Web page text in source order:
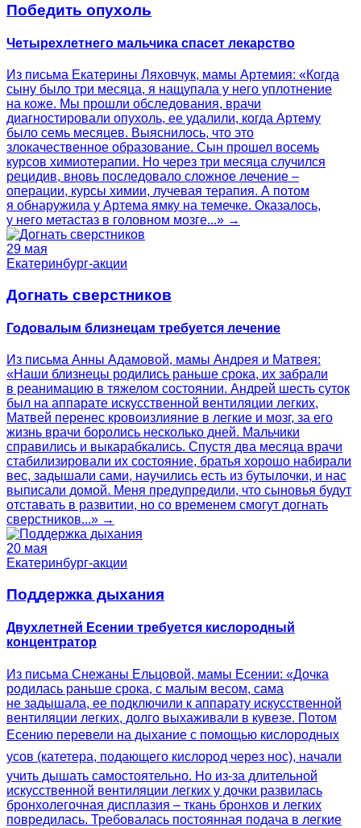
Победить опухоль
Четырехлетнего мальчика спасет лекарство
Из письма Екатерины Ляховчук, мамы Артемия: «Когда
сыну было три месяца, я нащупала у него уплотнение
на коже. Мы прошли обследования, врачи
диагностировали опухоль, ее удалили, когда Артему
было семь месяцев. Выяснилось, что это
злокачественное образование. Сын прошел восемь
курсов химиотерапии. Но через три месяца случился
рецидив, вновь последовало сложное лечение –
операции, курсы химии, лучевая терапия. А потом
я обнаружила у Артема ямку на темечке. Оказалось,
у него метастаз в головном мозге...» →
29 мая
Екатеринбург-акции
Догнать сверстников
Годовалым близнецам требуется лечение
Из письма Анны Адамовой, мамы Андрея и Матвея:
«Наши близнецы родились раньше срока, их забрали
в реанимацию в тяжелом состоянии. Андрей шесть суток
был на аппарате искусственной вентиляции легких,
Матвей перенес кровоизлияние в легкие и мозг, за его
жизнь врачи боролись несколько дней. Мальчики
справились и выкарабкались. Спустя два месяца врачи
стабилизировали их состояние, братья хорошо набирали
вес, задышали сами, научились есть из бутылочки, и нас
выписали домой. Меня предупредили, что сыновья будут
отставать в развитии, но со временем смогут догнать
сверстников...» →
20 мая
Екатеринбург-акции
Поддержка дыхания
Двухлетней Есении требуется кислородный
концентратор
Из письма Снежаны Ельцовой, мамы Есении: «Дочка
родилась раньше срока, с малым весом, сама
не задышала, ее подключили к аппарату искусственной
вентиляции легких, долго выхаживали в кувезе. Потом
Есению перевели на дыхание с помощью кислородных
усов (катетера, подающего кислород через нос), начали
учить дышать самостоятельно. Но из-за длительной
искусственной вентиляции легких у дочки развилась
бронхолегочная дисплазия – ткань бронхов и легких
повредилась. Требовалась постоянная подача в легкие